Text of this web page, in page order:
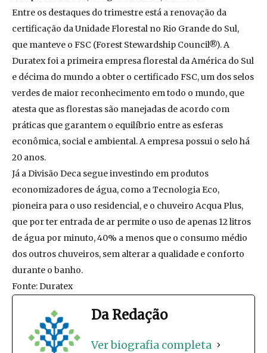
Entre os destaques do trimestre está a renovação da
certificação da Unidade Florestal no Rio Grande do Sul,
que manteve o FSC (Forest Stewardship Council®). A
Duratex foi a primeira empresa florestal da América do Sul
e décima do mundo a obter o certificado FSC, um dos selos
verdes de maior reconhecimento em todo o mundo, que
atesta que as florestas são manejadas de acordo com
práticas que garantem o equilíbrio entre as esferas
econômica, social e ambiental. A empresa possui o selo há
20 anos.
Já a Divisão Deca segue investindo em produtos
economizadores de água, como a Tecnologia Eco,
pioneira para o uso residencial, e o chuveiro Acqua Plus,
que por ter entrada de ar permite o uso de apenas 12 litros
de água por minuto, 40% a menos que o consumo médio
dos outros chuveiros, sem alterar a qualidade e conforto
durante o banho.
Fonte: Duratex
Da Redação
Ver biografia completa